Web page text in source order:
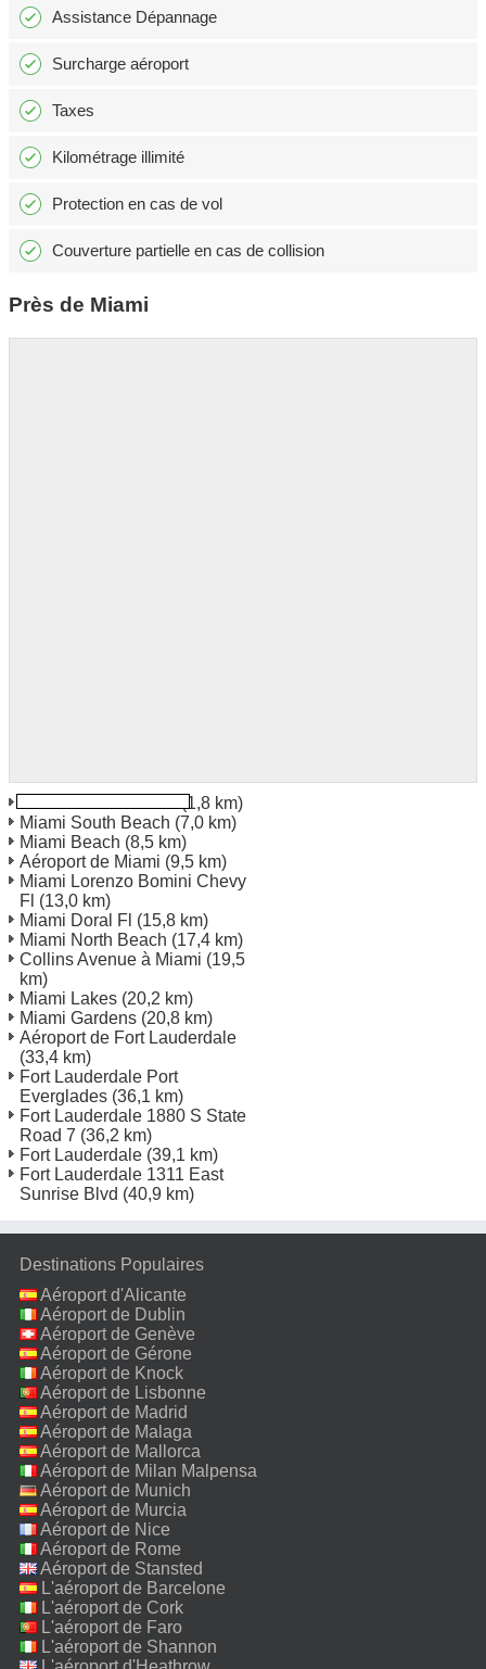
Assistance Dépannage
Surcharge aéroport
Taxes
Kilométrage illimité
Protection en cas de vol
Couverture partielle en cas de collision
Près de Miami
(1,8 km)
Miami South Beach (7,0 km)
Miami Beach (8,5 km)
Aéroport de Miami (9,5 km)
Miami Lorenzo Bomini Chevy
Fl (13,0 km)
Miami Doral Fl (15,8 km)
Miami North Beach (17,4 km)
Collins Avenue à Miami (19,5
km)
Miami Lakes (20,2 km)
Miami Gardens (20,8 km)
Aéroport de Fort Lauderdale
(33,4 km)
Fort Lauderdale Port
Everglades (36,1 km)
Fort Lauderdale 1880 S State
Road 7 (36,2 km)
Fort Lauderdale (39,1 km)
Fort Lauderdale 1311 East
Sunrise Blvd (40,9 km)
Destinations Populaires
Aéroport d'Alicante
Aéroport de Dublin
Aéroport de Genève
Aéroport de Gérone
Aéroport de Knock
Aéroport de Lisbonne
Aéroport de Madrid
Aéroport de Malaga
Aéroport de Mallorca
Aéroport de Milan Malpensa
Aéroport de Munich
Aéroport de Murcia
Aéroport de Nice
Aéroport de Rome
Fiumicino
Aéroport de Stansted
L'aéroport de Barcelone
L'aéroport de Cork
L'aéroport de Faro
L'aéroport de Shannon